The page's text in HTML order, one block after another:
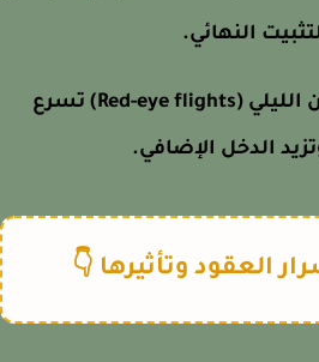
النهائي.
ساعات الطيران الليلي (Red-eye flights) تسرع
الدخل الإضافي.
العقود وتأثيرها 👇